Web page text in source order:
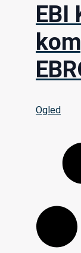
EBI
Ogled